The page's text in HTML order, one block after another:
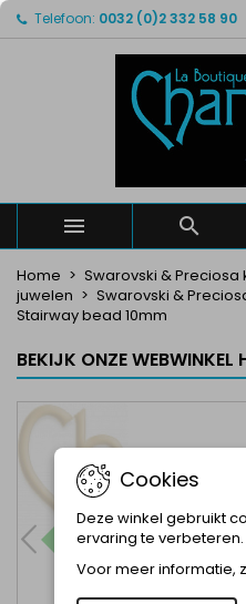
Telefoon: 0032 (0)2 332 58 90
 
Home
Swarovski &
juwelen
Swarovski &
Stairway bead 10mm
BEKIJK ONZE WEBWINKEL
Mijn
Maak een lijst
Maak een
Verlanglijst naam
Annuleren
Inloggen
U moet ingelogd zijn om
Cookies
Deze winkel gebruikt
ervaring te verbeteren.
Voor meer informatie,